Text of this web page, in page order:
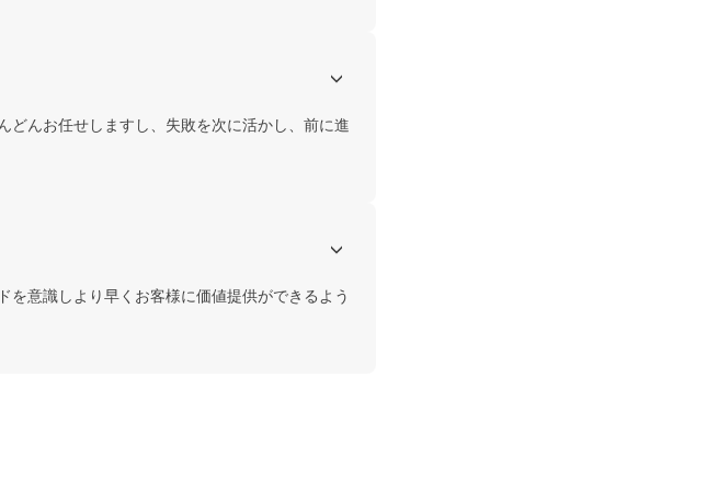
んお任せしますし、失敗を次に活かし、前に進
意識しより早くお客様に価値提供ができるよう